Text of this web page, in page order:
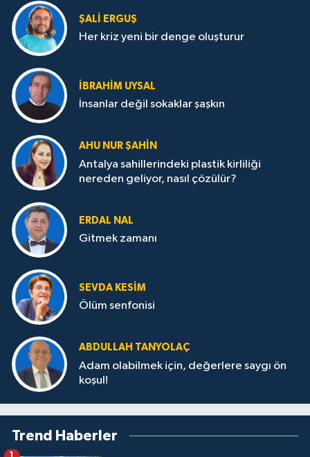
ŞALI ERGUŞ
Her kriz yeni bir denge oluşturur
İBRAHIM UYSAL
İnsanlar değil sokaklar şaşkın
AHU NUR ŞAHIN
Antalya sahillerindeki plastik kirliliği
nereden geliyor, nasıl çözülür?
ERDAL NAL
Gitmek zamanı
SEVDA KESİM
Ölüm senfonisi
ABDULLAH TANYOLAÇ
Adam olabilmek için, değerlere saygı ön
koşul!
Trend Haberler